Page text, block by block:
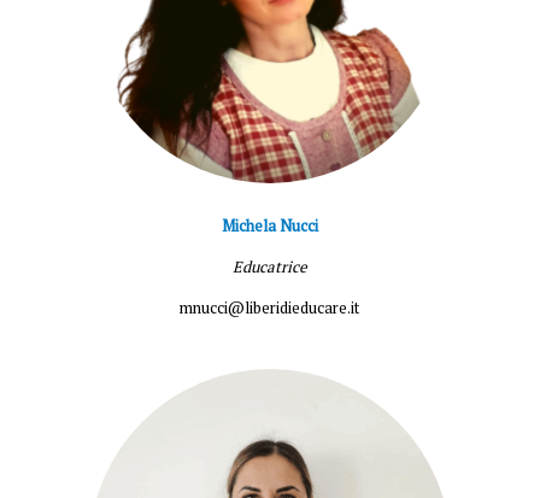
Michela Nucci
Educatrice
mnucci@liberidieducare.it